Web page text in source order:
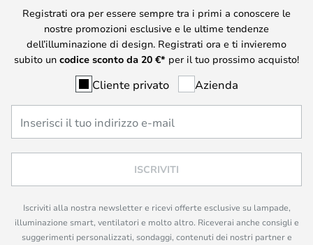
Registrati ora per essere sempre tra i primi a conoscere le
nostre promozioni esclusive e le ultime tendenze
dell’illuminazione di design. Registrati ora e ti invieremo
subito un codice sconto da 20 €* per il tuo prossimo acquisto!
Cliente privato Azienda
ISCRIVITI
Iscriviti alla nostra newsletter e ricevi offerte esclusive su lampade,
illuminazione smart, ventilatori e molto altro. Riceverai anche consigli e
suggerimenti personalizzati, sondaggi, contenuti dei nostri partner e